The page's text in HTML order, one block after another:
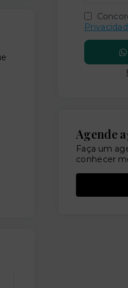
Agende
Faça um
conhecer